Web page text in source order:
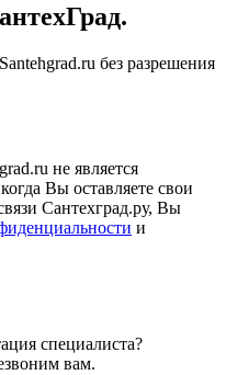
без разрешения
не является
Вы оставляете свои
Сантехград.ру, Вы
и
специалиста?
вам.